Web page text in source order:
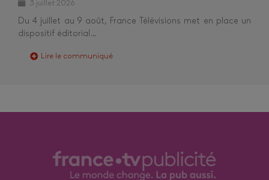
3 juillet 2026
Du 4 juillet au 9 août, France Télévisions met en place un
dispositif éditorial…
Lire le communiqué